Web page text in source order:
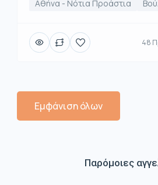
Αθήνα - Νότια Προάστια
48
Εμφάνιση όλων
Παρόμοιες